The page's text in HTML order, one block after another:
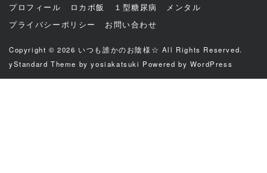
プロフィール ロカボ飯 １型糖尿病
メンタル
プライバシーポリシー
お問い合わせ
Copyright © 2026 いつも誰かのお陰様☆ All Rights Reserved.
yStandard Theme byyosiakatsuki Powered by WordPress